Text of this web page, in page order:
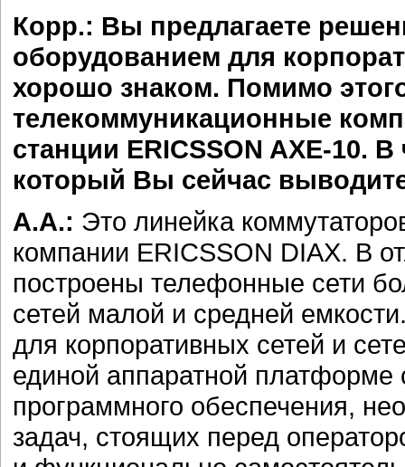
Корр.: Вы предлагаете
оборудованием для
хорошо знаком. Помимо
телекоммуникационные
станции ERICSSON AXE-10.
который Вы сейчас
А.А.: Это линейка
компании ERICSSON DIAX. В
построены телефонные сети
сетей малой и средней
для корпоративных сетей и
единой аппаратной
программного обеспечения,
задач, стоящих перед